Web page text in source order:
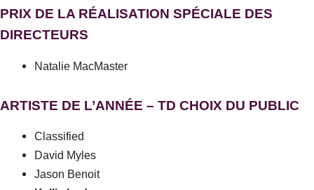
PRIX DE LA RÉALISATION SPÉCIALE DES
DIRECTEURS
Natalie MacMaster
ARTISTE DE L’ANNÉE – TD CHOIX DU PUBLIC
Classified
David Myles
Jason Benoit